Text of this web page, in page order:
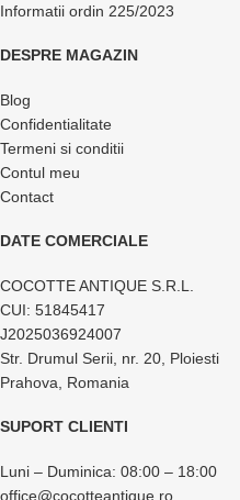
Informatii ordin 225/2023
DESPRE MAGAZIN
Blog
Confidentialitate
Termeni si conditii
Contul meu
Contact
DATE COMERCIALE
COCOTTE ANTIQUE S.R.L.
CUI: 51845417
J2025036924007
Str. Drumul Serii, nr. 20, Ploiesti
Prahova, Romania
SUPORT CLIENTI
Luni – Duminica: 08:00 – 18:00
office@cocotteantique.ro